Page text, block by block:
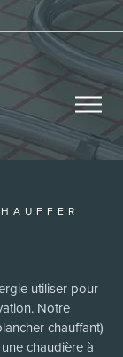
utiliser pour
Notre
chauffant)
chaudière à